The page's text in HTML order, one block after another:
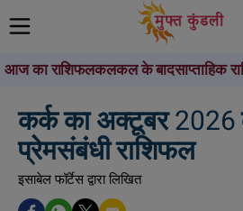
आज का राशिफलकलकल के बादसाप्ताहिक
कर्क का अक्टूबर 2026
प्रेमसंबंधी राशिफल
इसाबेल फॉर्टेस द्वारा लिखित